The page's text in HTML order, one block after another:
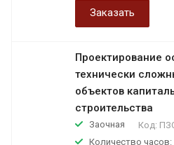
Заказать
Проектирование
технически
объектов
строительства
Заочная Код:
Количество часов: